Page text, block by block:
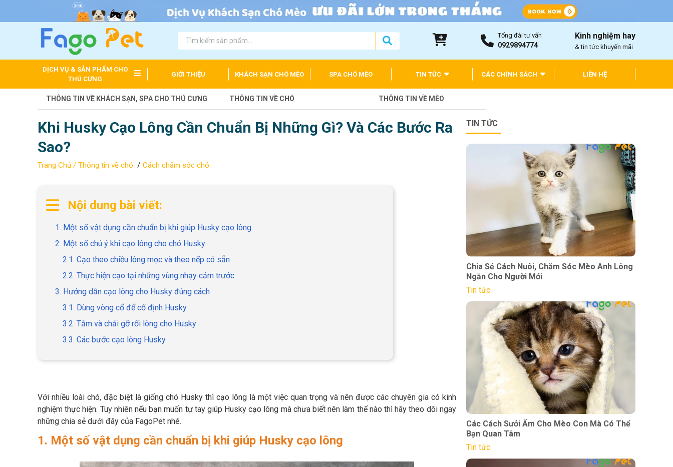
Tổng đài tư vấn
0929894774
Kinh nghiệm hay
& tin tức khuyến mãi
DỊCH VỤ & SẢN PHẨM CHO
THÚ CƯNG
GIỚI THIỆU KHÁCH SẠN CHÓ MÈO SPA CHÓ MÈO TIN TỨC CÁC CHÍNH SÁCH LIÊN HỆ
THÔNG TIN VỀ KHÁCH SẠN, SPA CHO THÚ CƯNG THÔNG TIN VỀ CHÓ THÔNG TIN VỀ MÈO
Khi Husky Cạo Lông Cần Chuẩn Bị Những Gì? Và Các Bước Ra
Sao?
Trang Chủ / Thông tin về chó / Cách chăm sóc chó
Nội dung bài viết:
1. Một số vật dụng cần chuẩn bị khi giúp Husky cạo lông
2. Một số chú ý khi cạo lông cho chó Husky
2.1. Cạo theo chiều lông mọc và theo nếp có sẵn
2.2. Thực hiện cạo tại những vùng nhạy cảm trước
3. Hướng dẫn cạo lông cho Husky đúng cách
3.1. Dùng vòng cổ để cố định Husky
3.2. Tắm và chải gỡ rối lông cho Husky
3.3. Các bước cạo lông Husky
Với nhiều loài chó, đặc biệt là giống chó Husky thì cạo lông là một việc quan trọng và nên được các chuyên gia có kinh
nghiệm thực hiện. Tuy nhiên nếu bạn muốn tự tay giúp Husky cạo lông mà chưa biết nên làm thế nào thì hãy theo dõi ngay
những chia sẻ dưới đây của FagoPet nhé.
1. Một số vật dụng cần chuẩn bị khi giúp Husky cạo lông
TIN TỨC
Chia Sẻ Cách Nuôi, Chăm Sóc Mèo Anh Lông
Ngắn Cho Người Mới
Tin tức
Các Cách Sưởi Ấm Cho Mèo Con Mà Có Thể
Bạn Quan Tâm
Tin tức